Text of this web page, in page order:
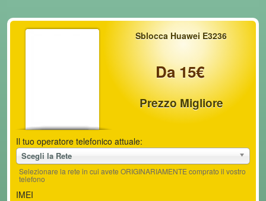
Sblocca Huawei E3236
Da 15€
Prezzo Migliore
Il tuo operatore telefonico attuale:
Scegli la Rete
Selezionare la rete in cui avete ORIGINARIAMENTE comprato il vostro
telefono
IMEI